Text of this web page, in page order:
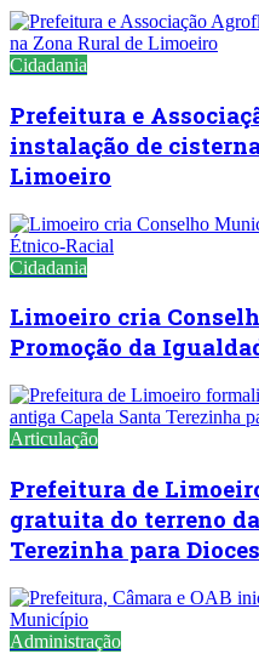
Cidadania
Prefeitura e
instalação de
Limoeiro
Cidadania
Limoeiro cria
Promoção da
Articulação
Prefeitura de
gratuita do terreno
Terezinha para
Administração